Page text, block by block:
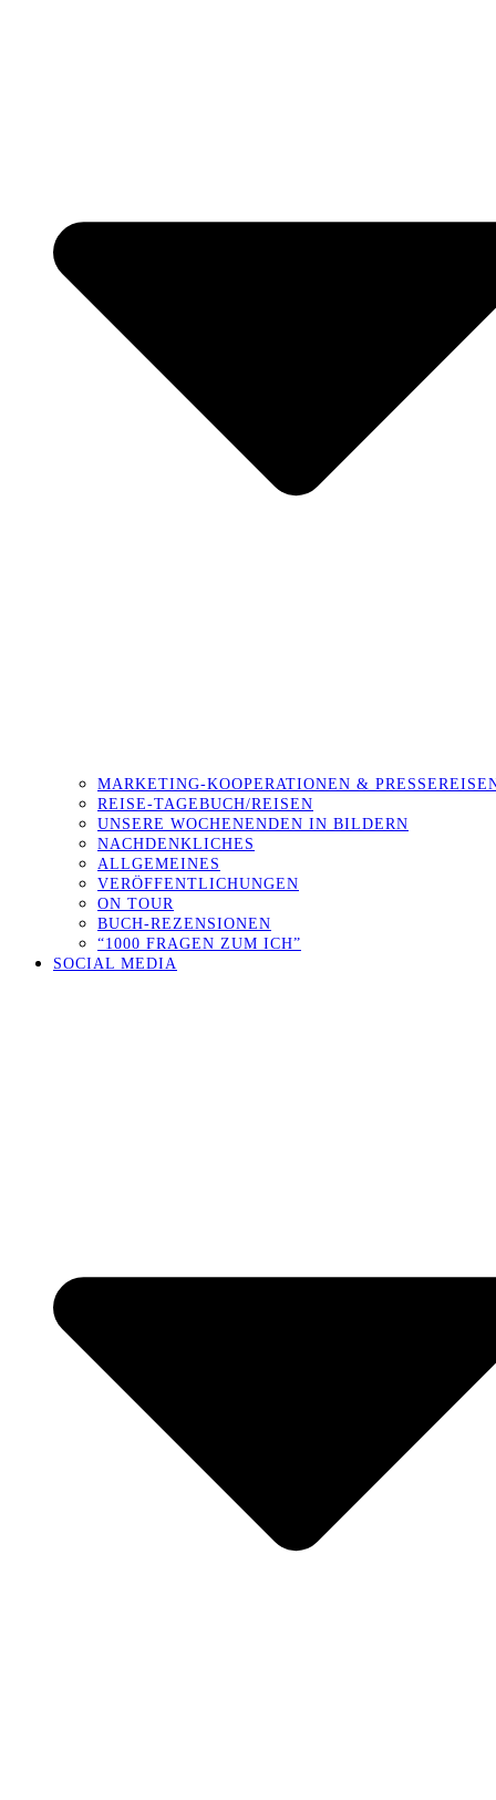
MARKETING-KOOPERATIONEN &
REISE-TAGEBUCH/REISEN
UNSERE WOCHENENDEN IN BILDERN
NACHDENKLICHES
ALLGEMEINES
VERÖFFENTLICHUNGEN
ON TOUR
BUCH-REZENSIONEN
“1000 FRAGEN ZUM ICH”
SOCIAL MEDIA